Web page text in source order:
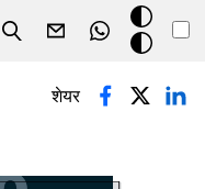
Search
डार्क
मोड
शेयर